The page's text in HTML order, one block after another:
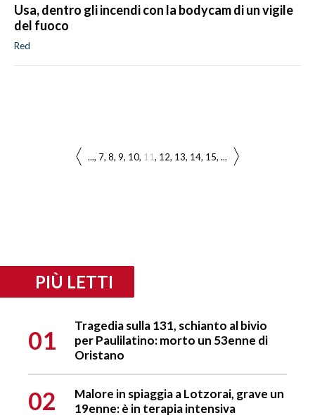
Usa, dentro gli incendi con la bodycam di un vigile
del fuoco
Red
... 7 8 9 10 11 12 13 14 15 ...
PIÙ LETTI
01
Tragedia sulla 131, schianto al bivio
per Paulilatino: morto un 53enne di
Oristano
02
Malore in spiaggia a Lotzorai, grave un
19enne: è in terapia intensiva